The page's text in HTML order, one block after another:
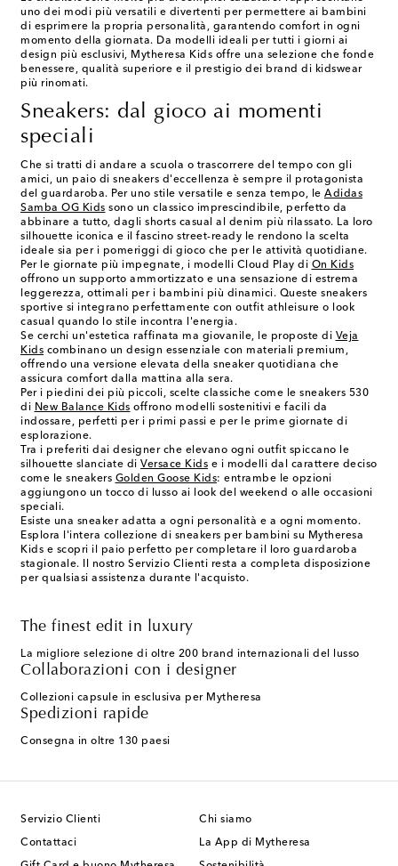
uno dei modi più versatili e divertenti per permettere ai bambini
di esprimere la propria personalità, garantendo comfort in ogni
momento della giornata. Da modelli ideali per tutti i giorni ai
design più esclusivi, Mytheresa Kids offre una selezione che fonde
benessere, qualità superiore e il prestigio dei brand di kidswear
più rinomati.
Sneakers: dal gioco ai momenti
speciali
Che si tratti di andare a scuola o trascorrere del tempo con gli
amici, un paio di sneakers d'eccellenza è sempre il protagonista
del guardaroba. Per uno stile versatile e senza tempo, le Adidas
Samba OG Kids sono un classico imprescindibile, perfetto da
abbinare a tutto, dagli shorts casual al denim più rilassato. La loro
silhouette iconica e il fascino street-ready le rendono la scelta
ideale sia per i pomeriggi di gioco che per le attività quotidiane.
Per le giornate più impegnate, i modelli Cloud Play di On Kids
offrono un supporto ammortizzato e una sensazione di estrema
leggerezza, ottimali per i bambini più dinamici. Queste sneakers
sportive si integrano perfettamente con outfit athleisure o look
casual quando lo stile incontra l'energia.
Se cerchi un'estetica raffinata ma giovanile, le proposte di Veja
Kids combinano un design essenziale con materiali premium,
offrendo una versione elevata della sneaker quotidiana che
assicura comfort dalla mattina alla sera.
Per i piedini dei più piccoli, scelte classiche come le sneakers 530
di New Balance Kids offrono modelli sostenitivi e facili da
indossare, perfetti per i primi passi e per le prime giornate di
esplorazione.
Tra i preferiti dai designer che elevano ogni outfit spiccano le
silhouette slanciate di Versace Kids e i modelli dal carattere deciso
come le sneakers Golden Goose Kids: entrambe le opzioni
aggiungono un tocco di lusso ai look del weekend o alle occasioni
speciali.
Esiste una sneaker adatta a ogni personalità e a ogni momento.
Esplora l'intera collezione di sneakers per bambini su Mytheresa
Kids e scopri il paio perfetto per completare il loro guardaroba
stagionale. Il nostro Servizio Clienti resta a completa disposizione
per qualsiasi assistenza durante l'acquisto.
The finest edit in luxury
La migliore selezione di oltre 200 brand internazionali del lusso
Collaborazioni con i designer
Collezioni capsule in esclusiva per Mytheresa
Spedizioni rapide
Consegna in oltre 130 paesi
Servizio Clienti
Contattaci
Chi siamo
La App di Mytheresa